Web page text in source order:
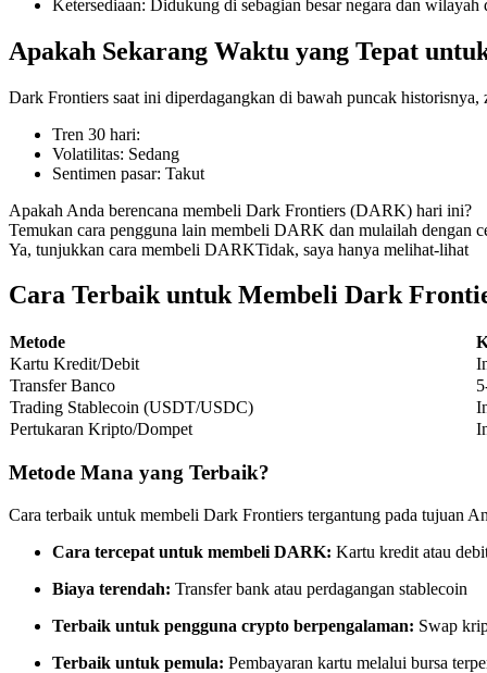
COIN-M Berjangka
Mata Uang Kripto Berjangka
TradFi
Derivatif saham, forex, logam mulia, dan komoditas
USDC Berjangka
Kontrak berjangka menggunakan USDC sebagai jaminannya
Ketersediaan: Didukung di sebagian besar negara dan
Apakah Sekarang Waktu yang Tepat
Dark Frontiers saat ini diperdagangkan di bawah puncak
Tren 30 hari:
Volatilitas: Sedang
Sentimen pasar: Takut
Apakah Anda berencana membeli Dark Frontiers (DARK) hari ini?
Temukan cara pengguna lain membeli DARK dan mulailah dengan
Ya, tunjukkan cara membeli DARKTidak, saya hanya melihat-lihat
Cara Terbaik untuk Membeli Dark
Metode
Kartu Kredit/Debit
Transfer Banco
Trading Stablecoin (USDT/USDC)
Pertukaran Kripto/Dompet
Metode Mana yang Terbaik?
Cara terbaik untuk membeli Dark Frontiers tergantung pada tujuan
Cara tercepat untuk membeli DARK: Kartu kredit atau
Biaya terendah: Transfer bank atau perdagangan stablecoin
Terbaik untuk pengguna crypto berpengalaman: Swap
Terbaik untuk pemula: Pembayaran kartu melalui bursa